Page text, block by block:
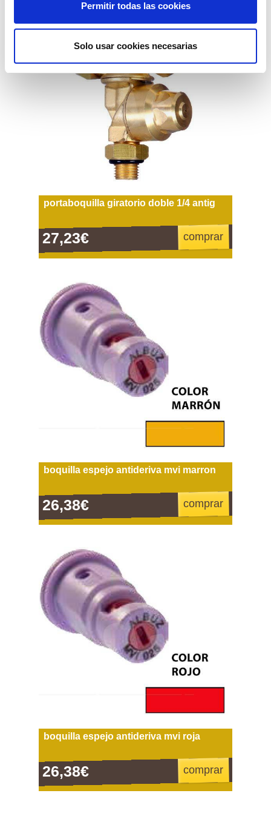
Permitir todas las cookies
Solo usar cookies necesarias
portaboquilla giratorio doble 1/4 antig
27,23€ comprar
boquilla espejo antideriva mvi marron
26,38€ comprar
boquilla espejo antideriva mvi roja
26,38€ comprar